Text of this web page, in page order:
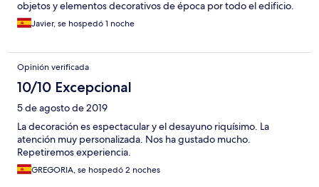
objetos y elementos decorativos de época por todo el edificio.
La habitación era muy espaciosa y las instalaciones resultaron
muy cómodas y confortables. Muy recomendable. El único pero
de la estancia superior, pero es algo esperable en este tipo de
edificios históricos y sólo lo notarás si hay algún huesped poco
cuidadoso alojado en la habitación superior.
Javier, se hospedó 1 noche
Opinión verificada
10/10 Excepcional
5 de agosto de 2019
La decoración es espectacular y el desayuno riquísimo. La
atención muy personalizada. Nos ha gustado mucho.
Repetiremos experiencia.
GREGORIA, se hospedó 2 noches